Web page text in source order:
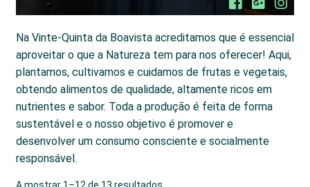
Na Vinte-Quinta da Boavista acreditamos que é essencial
aproveitar o que a Natureza tem para nos oferecer! Aqui,
plantamos, cultivamos e cuidamos de frutas e vegetais,
obtendo alimentos de qualidade, altamente ricos em
nutrientes e sabor. Toda a produção é feita de forma
sustentável e o nosso objetivo é promover e
desenvolver um consumo consciente e socialmente
responsável.